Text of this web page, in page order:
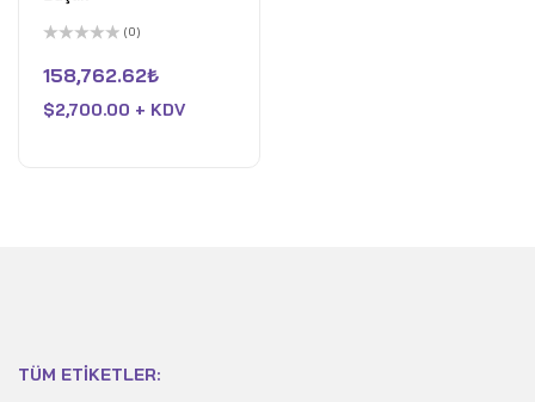
üzerinden
0
aldı
(0)
158,762.62₺
$2,700.00 + KDV
TÜM ETIKETLER: